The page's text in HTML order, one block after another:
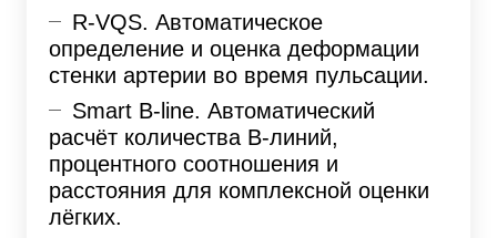
R-VQS. Автоматическое
определение и оценка деформации
стенки артерии во время пульсации.
Smart B-line. Автоматический
расчёт количества B-линий,
процентного соотношения и
расстояния для комплексной оценки
лёгких.